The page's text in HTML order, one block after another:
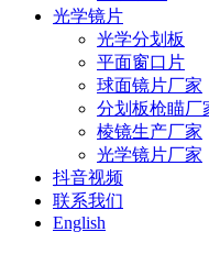
光学镜片
光学分划板
平面窗口片
球面镜片厂家
分划板枪瞄厂
棱镜生产厂家
光学镜片厂家
抖音视频
联系我们
English